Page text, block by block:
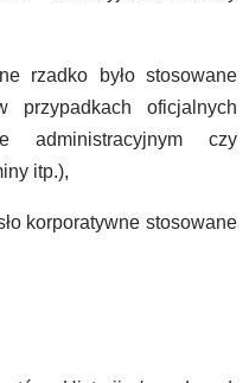
rzadko było stosowane
przypadkach oficjalnych
administracyjnym czy
itp.),
korporatywne stosowane